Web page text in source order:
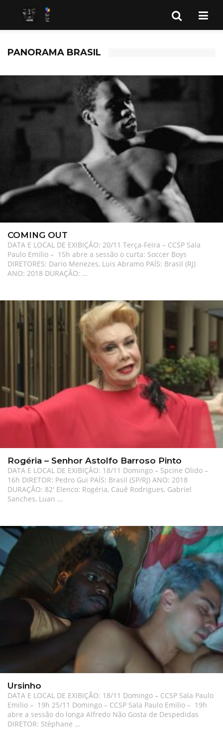
PANORAMA BRASIL
COMING OUT
DATA E LOCAL DE EXIBIÇÃO: 20/11 Terça-Feira – CCSP Sala
Paulo Emilio – 15h abre a sessão o curta: Soccer Boys
DIRETORES: Dario Menezes, Luis Abramo PAÍS: Brasil (RJ)
ANO: 2018 DURAÇÃO: …
Rogéria – Senhor Astolfo Barroso Pinto
DATA E LOCAL DE EXIBIÇÃO: 18/11 Domingo – Spcine Olido –
16h DIRETOR: Pedro Gui PAÍS: Brasil (SP/RJ) ANO: 2018
DURAÇÃO: 82′ Elenco: Rogéria, Cauê Rodrigues, Gabriel
Sanches, Luan …
Ursinho
DATA E LOCAL DE EXIBIÇÃO: 18/11 Domingo – CCSP Sala Paulo
Emilio – 19h 25/11 Domingo – CCSP Sala Paulo Emilio – 19h
abre a sessão do longa Alfredo Não Gosta de Despedidas
DIRETOR: Stéphane …